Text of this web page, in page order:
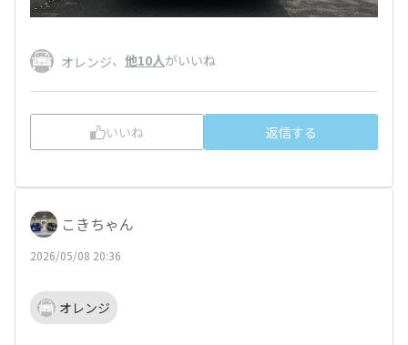
オレンジ、 他10人がいいね
いいね 返信する
こきちゃん
2026/05/08 20:36
オレンジ